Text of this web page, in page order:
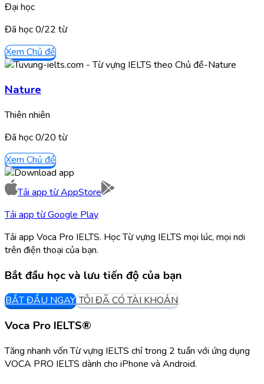
Đại học
Đã học0/22 từ
Xem Chủ đề
Nature
Thiên nhiên
Đã học0/20 từ
Xem Chủ đề
Tải app từAppStore
Tải app từGoogle Play
Tải app Voca Pro IELTS. Học Từ vựng IELTS mọi lúc, mọi nơi
trên điện thoại của bạn.
Bắt đầu học và lưu tiến độ của bạn
BẮT ĐẦU NGAY TÔI ĐÃ CÓ TÀI KHOẢN
Voca Pro IELTS®
Tăng nhanh vốn Từ vựng IELTS chỉ trong 2 tuần với ứng dụng
VOCA PRO IELTS dành cho iPhone và Android.